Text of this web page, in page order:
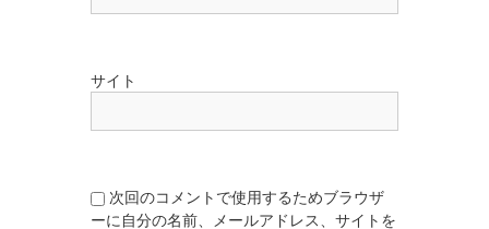
サイト
次回のコメントで使用するためブラウザ
ーに自分の名前、メールアドレス、サイトを